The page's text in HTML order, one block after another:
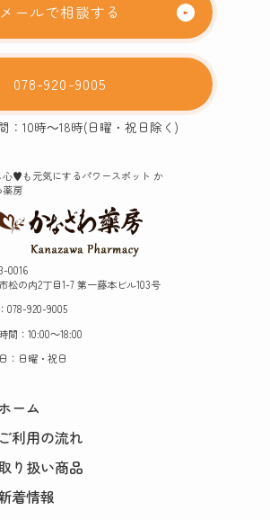
メールで相談する
078-920-9005
：10時～18時(日曜・祝日除く)
心♥️も元気にするパワースポット か
薬房
0016
松の内2丁目1-7 第一藤本ビル103号
078-920-9005
間：10:00～18:00
：日曜・祝日
ーム
ご利用の流れ
り扱い商品
着情報